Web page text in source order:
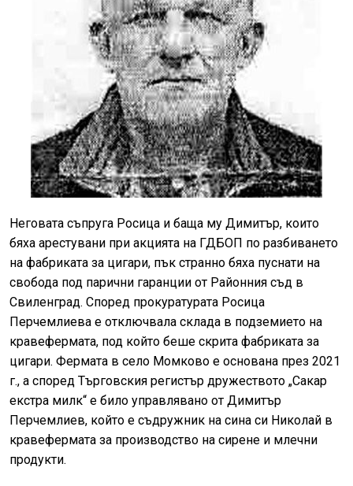
Неговата съпруга Росица и баща му Димитър, които
бяха арестувани при акцията на ГДБОП по разбиването
на фабриката за цигари, пък странно бяха пуснати на
свобода под парични гаранции от Районния съд в
Свиленград. Според прокуратурата Росица
Перчемлиева е отключвала склада в подземието на
кравефермата, под който беше скрита фабриката за
цигари. Фермата в село Момково е основана през 2021
г., а според Търговския регистър дружеството „Сакар
екстра милк“ е било управлявано от Димитър
Перчемлиев, който е съдружник на сина си Николай в
кравефермата за производство на сирене и млечни
продукти.